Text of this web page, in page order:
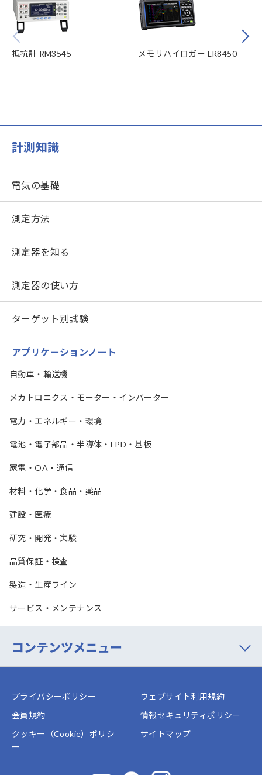
抵抗計 RM3545 メモリハイロガー LR8450
Next
Prev
計測知識
電気の基礎
測定方法
測定器を知る
測定器の使い方
ターゲット別試験
アプリケーションノート
自動車・輸送機
メカトロニクス・モーター・インバーター
電力・エネルギー・環境
電池・電子部品・半導体・FPD・基板
家電・OA・通信
材料・化学・食品・薬品
建設・医療
研究・開発・実験
品質保証・検査
製造・生産ライン
サービス・メンテナンス
コンテンツメニュー
プライバシーポリシー
ウェブサイト利用規約
会員規約
情報セキュリティポリシー
クッキー（Cookie）ポリシ
ー
サイトマップ